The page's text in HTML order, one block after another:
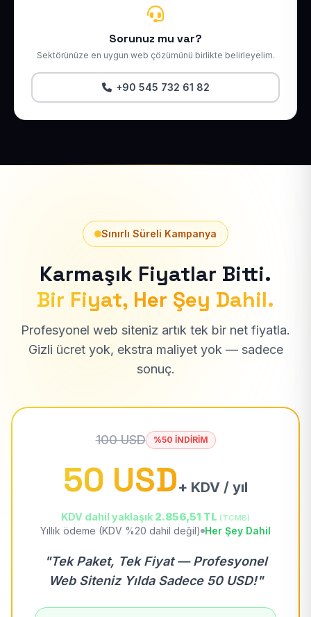
Sorunuz mu var?
Sektörünüze en uygun web çözümünü birlikte belirleyelim.
+90 545 732 61 82
Sınırlı Süreli Kampanya
Karmaşık Fiyatlar Bitti.
Bir Fiyat, Her Şey Dahil.
Profesyonel web siteniz artık tek bir net fiyatla.
Gizli ücret yok, ekstra maliyet yok — sadece
sonuç.
100 USD %50 İNDİRİM
50 USD+ KDV / yıl
KDV dahil yaklaşık 2.856,51 TL (TCMB)
Yıllık ödeme (KDV %20 dahil değil) Her Şey Dahil
"Tek Paket, Tek Fiyat — Profesyonel
Web Siteniz Yılda Sadece 50 USD!"